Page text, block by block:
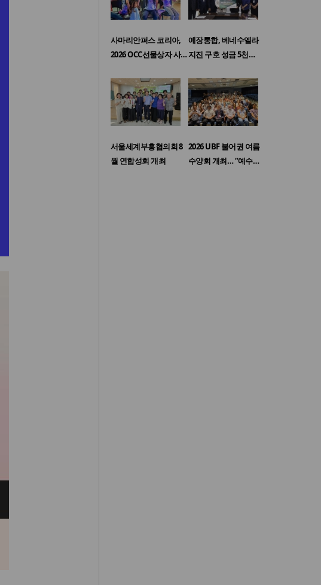
사마리안퍼스 코리아,
2026 OCC선물상자 사…
예장통합, 베네수엘라
지진 구호 성금 5천…
서울세계부흥협의회 8
월 연합성회 개최
2026 UBF 불어권 여름
수양회 개최… “예수…